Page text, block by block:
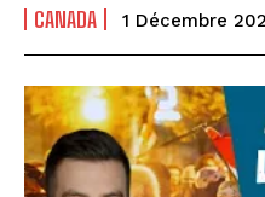
CANADA 1 Décembre